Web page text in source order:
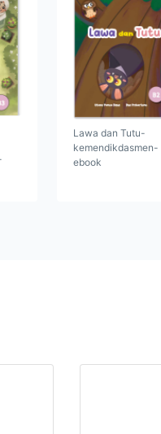
Lawa dan Tutu-
kemendikdasmen-
ebook